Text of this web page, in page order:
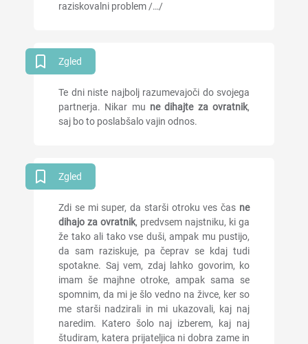
raziskovalni problem /…/
Zgled
Te dni niste najbolj razumevajoči do svojega
partnerja. Nikar mu ne dihajte za ovratnik,
saj bo to poslabšalo vajin odnos.
Zgled
Zdi se mi super, da starši otroku ves čas ne
dihajo za ovratnik, predvsem najstniku, ki ga
že tako ali tako vse duši, ampak mu pustijo,
da sam raziskuje, pa čeprav se kdaj tudi
spotakne. Saj vem, zdaj lahko govorim, ko
imam še majhne otroke, ampak sama se
spomnim, da mi je šlo vedno na živce, ker so
me starši nadzirali in mi ukazovali, kaj naj
naredim. Katero šolo naj izberem, kaj naj
študiram, katera prijateljica ni dobra zame in